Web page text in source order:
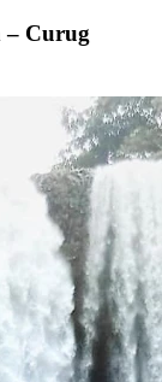
– Curug